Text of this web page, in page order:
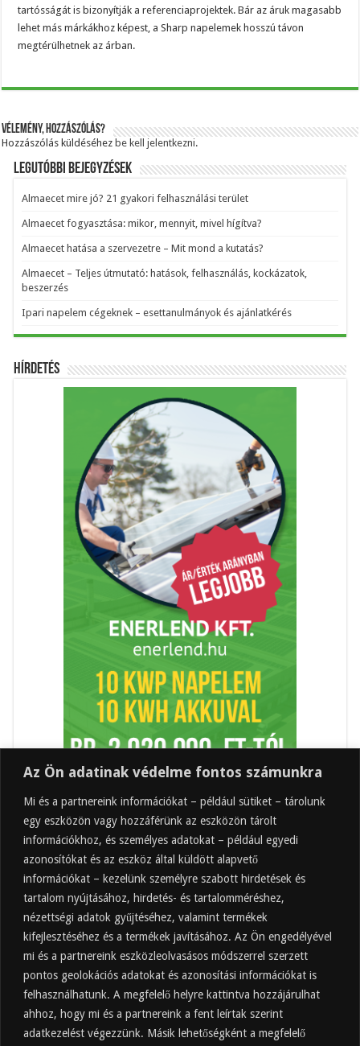
Az Ön adatinak védelme fontos számunkra
Mi és a partnereink információkat – például sütiket – tárolunk
egy eszközön vagy hozzáférünk az eszközön tárolt
információkhoz, és személyes adatokat – például egyedi
azonosítókat és az eszköz által küldött alapvető
információkat – kezelünk személyre szabott hirdetések és
tartalom nyújtásához, hirdetés- és tartalomméréshez,
nézettségi adatok gyűjtéséhez, valamint termékek
kifejlesztéséhez és a termékek javításához. Az Ön engedélyével
mi és a partnereink eszközleolvasásos módszerrel szerzett
pontos geolokációs adatokat és azonosítási információkat is
felhasználhatunk. A megfelelő helyre kattintva hozzájárulhat
ahhoz, hogy mi és a partnereink a fent leírtak szerint
adatkezelést végezzünk. Másik lehetőségként a megfelelő
tartósságát is bizonyítják a referenciaprojektek. Bár az áruk magasabb
lehet más márkákhoz képest, a Sharp napelemek hosszú távon
megtérülhetnek az árban.
Vélemény, hozzászólás?
Hozzászólás küldéséhez be kell jelentkezni.
Legutóbbi bejegyzések
Almaecet mire jó? 21 gyakori felhasználási terület
Almaecet fogyasztása: mikor, mennyit, mivel hígítva?
Almaecet hatása a szervezetre – Mit mond a kutatás?
Almaecet – Teljes útmutató: hatások, felhasználás, kockázatok,
beszerzés
Ipari napelem cégeknek – esettanulmányok és ajánlatkérés
Hírdetés
Felkapott
Almaecet mire jó? 21 gyakori felhasználási
terület
2025.10.31.
Almaecet fogyasztása: mikor, mennyit, mivel
hígítva?
2025.10.30.